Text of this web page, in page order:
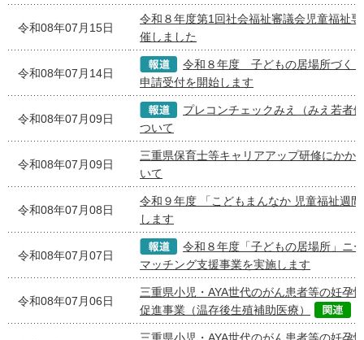
令和08年07月15日
令和８年度第1回社会福祉審議会児童福祉
催しました
令和08年07月14日
令和８年度 子どもの居場所づく
申請受付を開始します
令和08年07月09日
プレコンチェックみえ（みえ若者
ついて
令和08年07月09日
三重県保育士等キャリアアップ研修にかか
いて
令和08年07月08日
令和９年度 「こどもまんなか 児童福祉週
します
令和08年07月07日
令和８年度「子どもの居場所」ニ
マッチング支援事業を実施します
令和08年07月06日
三重県小児・AYA世代のがん患者等の妊孕
促進事業（温存後生殖補助医療）
三重県小児・AYA世代のがん患者等の妊孕